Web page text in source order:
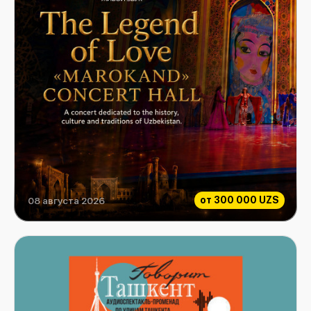
от 300 000 UZS
Легенда о любви
08 августа 2026